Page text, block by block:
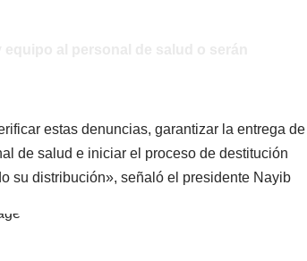
estas denuncias, garantizar la entrega de
de salud e iniciar el proceso de destitución
su distribución», señaló el presidente Nayib